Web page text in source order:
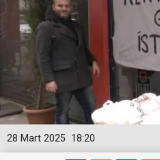
18:20
28 Mart 2025